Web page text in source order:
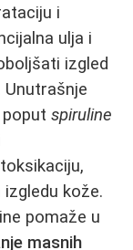
i
ulja i
izgled
spiruline
kože.
pomaže u
masnih